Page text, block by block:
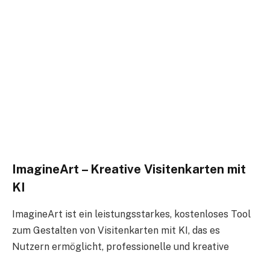
ImagineArt – Kreative Visitenkarten mit
KI
ImagineArt ist ein leistungsstarkes, kostenloses Tool
zum Gestalten von Visitenkarten mit KI, das es
Nutzern ermöglicht, professionelle und kreative